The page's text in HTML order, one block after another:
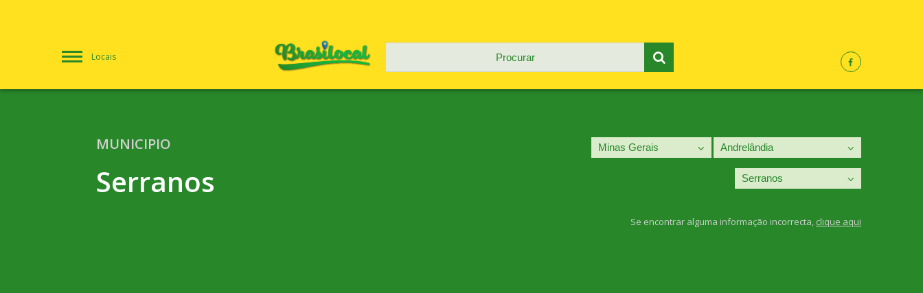
Locais
MUNICIPIO
Serranos
Se encontrar alguma informação incorrecta, clique aqui